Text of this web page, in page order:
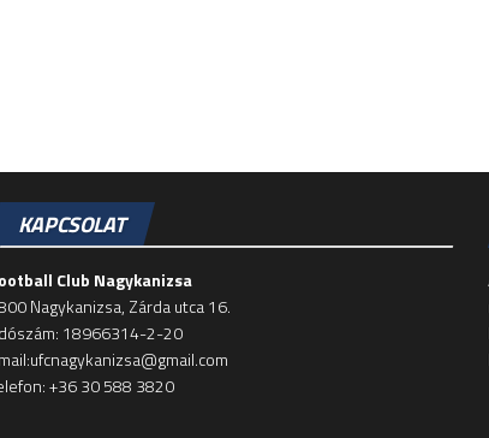
KAPCSOLAT
Club Nagykanizsa
Nagykanizsa, Zárda utca 16.
18966314-2-20
+36 30 588 3820